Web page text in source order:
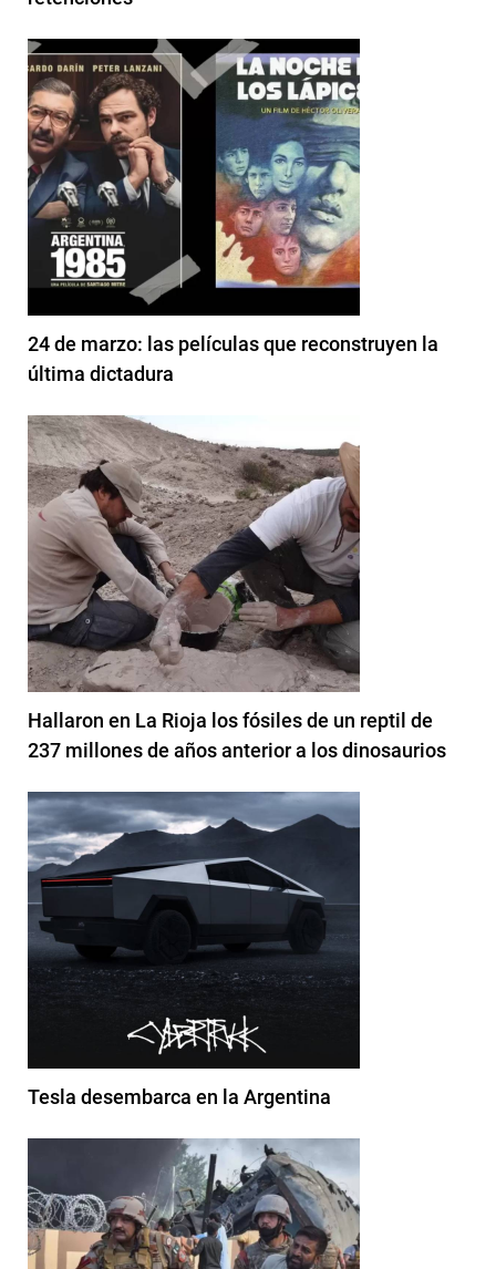
24 de marzo: las películas que reconstruyen la
última dictadura
Hallaron en La Rioja los fósiles de un reptil de
237 millones de años anterior a los dinosaurios
Tesla desembarca en la Argentina